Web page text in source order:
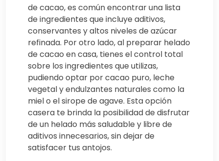
de cacao, es común encontrar una lista
de ingredientes que incluye aditivos,
conservantes y altos niveles de azúcar
refinada. Por otro lado, al preparar helado
de cacao en casa, tienes el control total
sobre los ingredientes que utilizas,
pudiendo optar por cacao puro, leche
vegetal y endulzantes naturales como la
miel o el sirope de agave. Esta opción
casera te brinda la posibilidad de disfrutar
de un helado más saludable y libre de
aditivos innecesarios, sin dejar de
satisfacer tus antojos.